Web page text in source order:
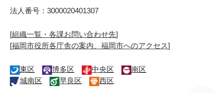
法人番号：3000020401307
[組織一覧・各課お問い合わせ先]
[福岡市役所各庁舎の案内、福岡市へのアクセス]
東区 博多区 中央区
南区
城南区
早良区 西区